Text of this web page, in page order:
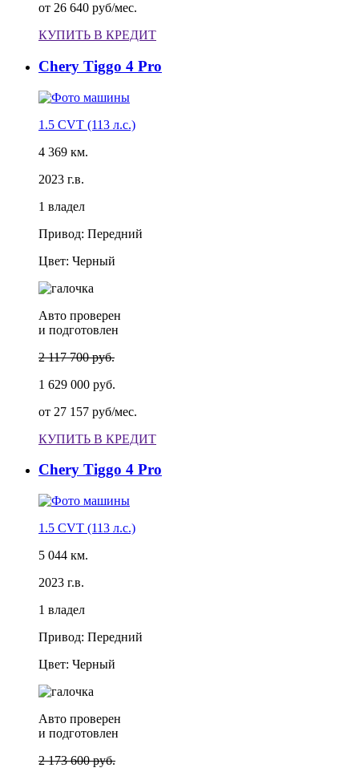
от 26 640 руб/мес.
КУПИТЬ В КРЕДИТ
Chery Tiggo 4 Pro
1.5 CVT (113 л.с.)
4 369 км.
2023 г.в.
1 владел
Привод: Передний
Цвет: Черный
Авто проверен
и подготовлен
2 117 700 руб.
1 629 000 руб.
от 27 157 руб/мес.
КУПИТЬ В КРЕДИТ
Chery Tiggo 4 Pro
1.5 CVT (113 л.с.)
5 044 км.
2023 г.в.
1 владел
Привод: Передний
Цвет: Черный
Авто проверен
и подготовлен
2 173 600 руб.